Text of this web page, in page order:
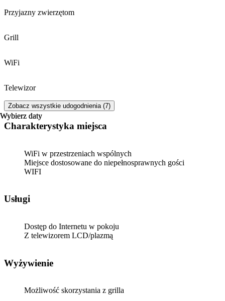
Wybierz daty
Wybierz daty
Przyjazny zwierzętom
Grill
WiFi
Telewizor
Zobacz wszystkie udogodnienia (7)
Charakterystyka miejsca
WiFi w przestrzeniach wspólnych
Miejsce dostosowane do niepełnosprawnych gości
WIFI
Usługi
Dostęp do Internetu w pokoju
Z telewizorem LCD/plazmą
Wyżywienie
Możliwość skorzystania z grilla